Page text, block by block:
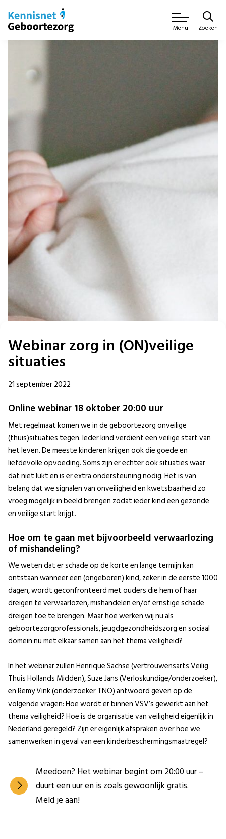
Menu Zoeken
Webinar zorg in (ON)veilige
situaties
21 september 2022
Online webinar 18 oktober 20:00 uur
Met regelmaat komen we in de geboortezorg onveilige
(thuis)situaties tegen. Ieder kind verdient een veilige start van
het leven. De meeste kinderen krijgen ook die goede en
liefdevolle opvoeding. Soms zijn er echter ook situaties waar
dat niet lukt en is er extra ondersteuning nodig. Het is van
belang dat we signalen van onveiligheid en kwetsbaarheid zo
vroeg mogelijk in beeld brengen zodat ieder kind een gezonde
en veilige start krijgt.
Hoe om te gaan met bijvoorbeeld verwaarlozing
of mishandeling?
We weten dat er schade op de korte en lange termijn kan
ontstaan wanneer een (ongeboren) kind, zeker in de eerste 1000
dagen, wordt geconfronteerd met ouders die hem of haar
dreigen te verwaarlozen, mishandelen en/of ernstige schade
dreigen toe te brengen. Maar hoe werken wij nu als
geboortezorgprofessionals, jeugdgezondheidszorg en sociaal
domein nu met elkaar samen aan het thema veiligheid?
In het webinar zullen Henrique Sachse (vertrouwensarts Veilig
Thuis Hollands Midden), Suze Jans (Verloskundige/onderzoeker),
en Remy Vink (onderzoeker TNO) antwoord geven op de
volgende vragen: Hoe wordt er binnen VSV’s gewerkt aan het
thema veiligheid? Hoe is de organisatie van veiligheid eigenlijk in
Nederland geregeld? Zijn er eigenlijk afspraken over hoe we
samenwerken in geval van een kinderbeschermingsmaatregel?
Meedoen? Het webinar begint om 20:00 uur –
duurt een uur en is zoals gewoonlijk gratis.
Meld je aan!